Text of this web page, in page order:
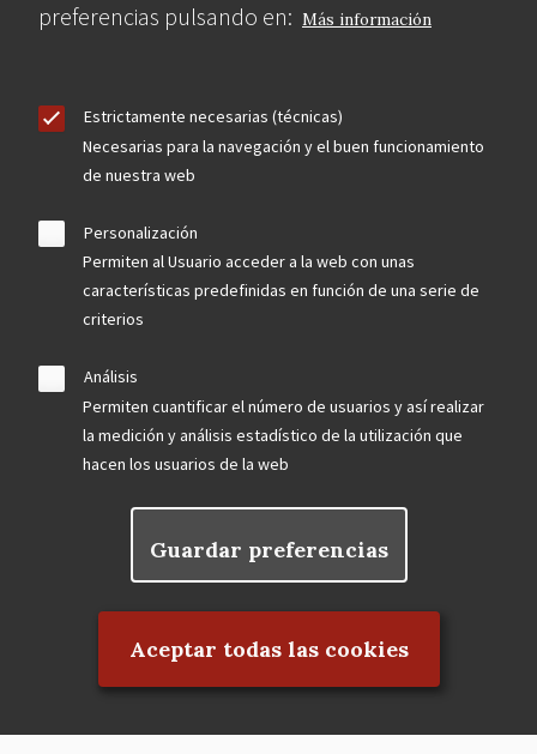
preferencias pulsando en: Más información
Estrictamente necesarias (técnicas)
Necesarias para la navegación y el buen funcionamiento
de nuestra web
Personalización
Permiten al Usuario acceder a la web con unas
características predefinidas en función de una serie de
criterios
Análisis
Permiten cuantificar el número de usuarios y así realizar
la medición y análisis estadístico de la utilización que
hacen los usuarios de la web
Guardar preferencias
Aceptar todas las cookies